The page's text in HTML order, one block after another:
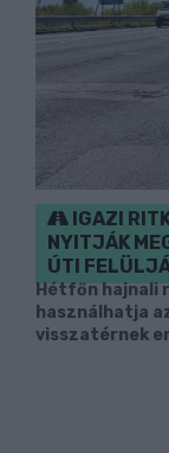
IGAZI
NYITJÁK
ÚTI
Hétfőn hajnali
használhatja
visszatérnek